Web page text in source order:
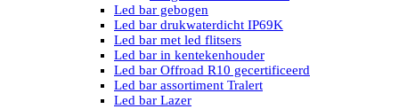
Led bar gebogen
Led bar drukwaterdicht IP69K
Led bar met led flitsers
Led bar in kentekenhouder
Led bar Offroad R10 gecertificeerd
Led bar assortiment Tralert
Led bar Lazer